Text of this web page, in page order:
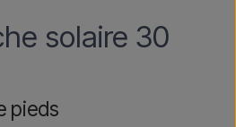
solaire 30
pieds